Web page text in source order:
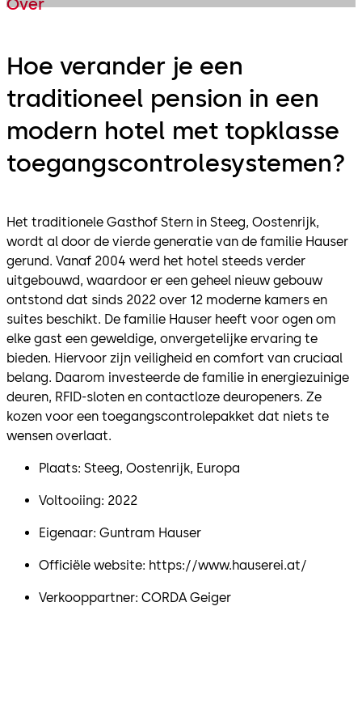
Over
Hoe verander je een
traditioneel pension in een
modern hotel met topklasse
toegangscontrolesystemen?
Het traditionele Gasthof Stern in Steeg, Oostenrijk,
wordt al door de vierde generatie van de familie Hauser
gerund. Vanaf 2004 werd het hotel steeds verder
uitgebouwd, waardoor er een geheel nieuw gebouw
ontstond dat sinds 2022 over 12 moderne kamers en
suites beschikt. De familie Hauser heeft voor ogen om
elke gast een geweldige, onvergetelijke ervaring te
bieden. Hiervoor zijn veiligheid en comfort van cruciaal
belang. Daarom investeerde de familie in energiezuinige
deuren, RFID-sloten en contactloze deuropeners. Ze
kozen voor een toegangscontrolepakket dat niets te
wensen overlaat.
Plaats: Steeg, Oostenrijk, Europa
Voltooiing: 2022
Eigenaar: Guntram Hauser
Officiële website: https://www.hauserei.at/
Verkooppartner: CORDA Geiger